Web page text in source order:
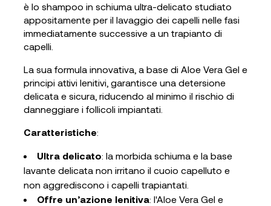
è lo shampoo in schiuma ultra-delicato studiato
appositamente per il lavaggio dei capelli nelle fasi
immediatamente successive a un trapianto di
capelli.
La sua formula innovativa, a base di Aloe Vera Gel e
principi attivi lenitivi, garantisce una detersione
delicata e sicura, riducendo al minimo il rischio di
danneggiare i follicoli impiantati.
Caratteristiche:
Ultra delicato: la morbida schiuma e la base
lavante delicata non irritano il cuoio capelluto e
non aggrediscono i capelli trapiantati.
Offre un’azione lenitiva: l'Aloe Vera Gel e